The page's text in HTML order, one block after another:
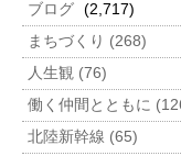
ブログ (2,717)
まちづくり (268)
人生観 (76)
働く仲間とともに
北陸新幹線 (65)